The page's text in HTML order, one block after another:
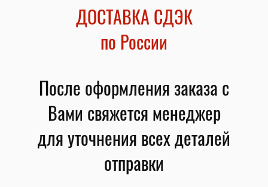
ДОСТАВКА СДЭК
по России
После оформления заказа с
Вами свяжется менеджер
для уточнения всех деталей
отправки